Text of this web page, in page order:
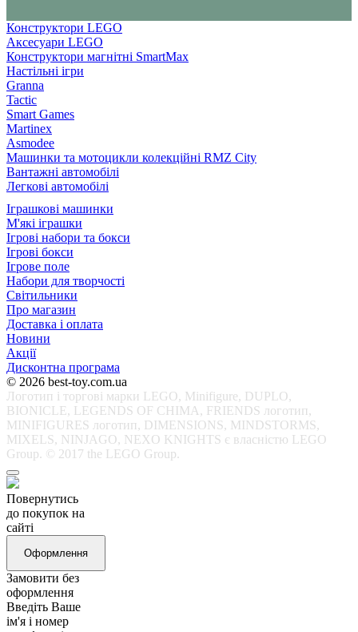
Конструктори LEGO
Аксесуари LEGO
Конструктори магнітні SmartMax
Настільні ігри
Granna
Tactic
Smart Games
Martinex
Asmodee
Машинки та мотоцикли колекційні RMZ City
Вантажні автомобілі
Легкові автомобілі
Іграшкові машинки
М'які іграшки
Ігрові набори та бокси
Ігрові бокси
Ігрове поле
Набори для творчості
Світильники
Про магазин
Доставка і оплата
Новини
Акції
Дисконтна програма
© 2026 best-toy.com.ua
Логотип і торгові марки LEGO, Minifigure, DUPLO,
BIONICLE, LEGENDS OF CHIMA, FRIENDS логотип,
MINIFIGURES логотип, DIMENSIONS, MINDSTORMS,
MIXELS, NINJAGO, NEXO KNIGHTS є власністю LEGO
Group. © 2017 the LEGO Group.
Повернутись
до покупок на
сайті
Оформлення
Замовити без
оформлення
Введіть Ваше
ім'я і номер